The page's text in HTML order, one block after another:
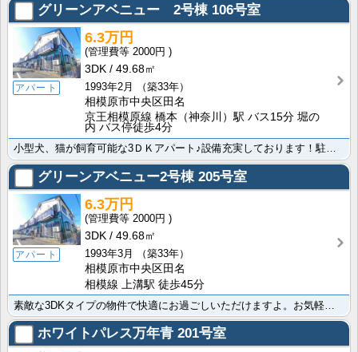
グリーンアベニュー 2号棟 106号室
アパート
6.3万円
2000円
3DK
49.68㎡
1993年2月
（築33年）
相模原市中央区田名
京王相模原線 橋本（神奈川）駅 バス15分 堀の
内 バス停徒歩4分
小型犬、猫が飼育可能な3ＤＫアパート♪設備充実しております！駐車場は敷地内で複数台の契約も可能です！
グリーンアベニュー2号棟205号室
アパート
6.3万円
2000円
3DK
49.68㎡
1993年3月
（築33年）
相模原市中央区田名
相模線 上溝駅 徒歩45分
ホワイトパレス万年青 201号室